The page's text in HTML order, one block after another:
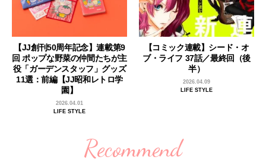
【JJ創刊50周年記念】連載第9
回 ポップな野菜の仲間たちが主
役「ガーデンスタッフ」グッズ
11選：前編【JJ昭和レトロ学
園】
2026.04.01
LIFE STYLE
【コミック連載】シード・オ
ブ・ライフ 37話／最終回（後
半）
2026.04.09
LIFE STYLE
Recommend